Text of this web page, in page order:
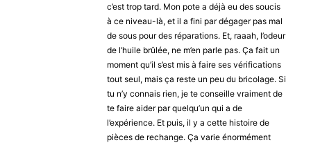
c’est trop tard. Mon pote a déjà eu des soucis
à ce niveau-là, et il a fini par dégager pas mal
de sous pour des réparations. Et, raaah, l’odeur
de l’huile brûlée, ne m’en parle pas. Ça fait un
moment qu’il s’est mis à faire ses vérifications
tout seul, mais ça reste un peu du bricolage. Si
tu n’y connais rien, je te conseille vraiment de
te faire aider par quelqu’un qui a de
l’expérience. Et puis, il y a cette histoire de
pièces de rechange. Ça varie énormément